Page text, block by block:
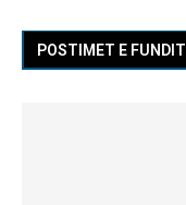
POSTIMET E FUNDIT